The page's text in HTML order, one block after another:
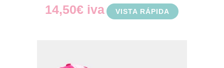
14,50€ iva VISTA RÁPIDA